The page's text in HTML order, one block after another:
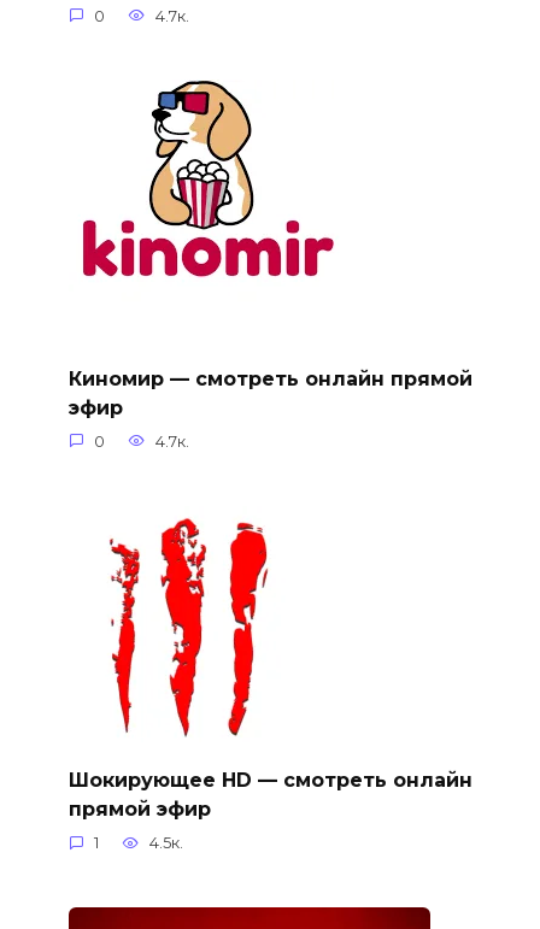
0 4.7к.
Киномир — смотреть онлайн прямой
эфир
0 4.7к.
Шокирующее HD — смотреть онлайн
прямой эфир
1 4.5к.